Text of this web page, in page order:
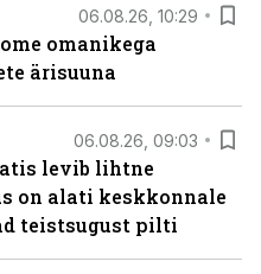
06.08.26, 10:29
omanikega
ärisuuna
06.08.26, 09:03
levib lihtne
on alati keskkonnale
teistsugust pilti